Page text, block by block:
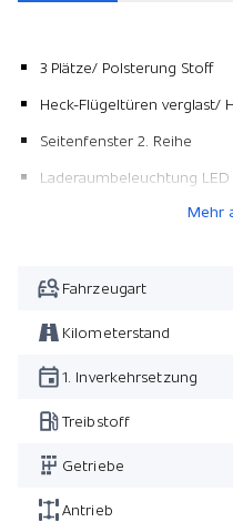
3 Plätze/ Polsterung Stoff
Heck-Flügeltüren verglast/
Seitenfenster 2. Reihe
Laderaumbeleuchtung LED
Rutschfester Boden imMehr
Fahrzeugart
Kilometerstand
1. Inverkehrsetzung
Treibstoff
Getriebe
Antrieb